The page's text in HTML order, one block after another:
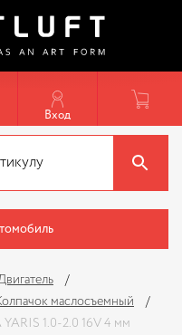
Вход
маслосъемный
1.0-2.0 16V 4 мм